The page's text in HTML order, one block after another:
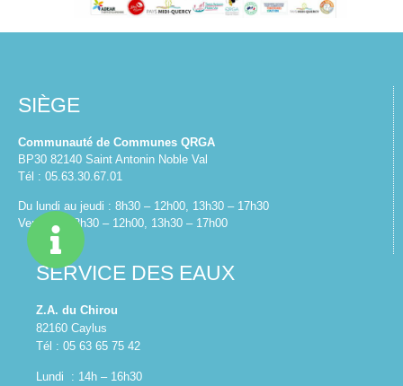
SIÈGE
Communauté de Communes QRGA
BP30 82140 Saint Antonin Noble Val
Tél : 05.63.30.67.01
Du lundi au jeudi : 8h30 – 12h00, 13h30 – 17h30
Vendredi : 8h30 – 12h00, 13h30 – 17h00
SERVICE DES EAUX
Z.A. du Chirou
82160 Caylus
Tél : 05 63 65 75 42
Lundi : 14h – 16h30